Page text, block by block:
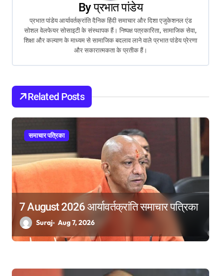
t
i
n
Byप्रभात पांडेय
प्रभात पांडेय आर्यावर्तक्रांति दैनिक हिंदी समाचार और दिशा एजुकेशनल एंड
सोशल वेलफेयर सोसाइटी के संस्थापक हैं। निष्पक्ष पत्रकारिता, सामाजिक सेवा,
शिक्षा और कल्याण के माध्यम से सामाजिक बदलाव लाने वाले प्रभात पांडेय प्रेरणा
और सकारात्मकता के प्रतीक हैं।
Related Posts
समाचार पत्रिका
7 August 2026 आर्यावर्तक्रांति समाचार पत्रिका
Suraj Aug 7, 2026